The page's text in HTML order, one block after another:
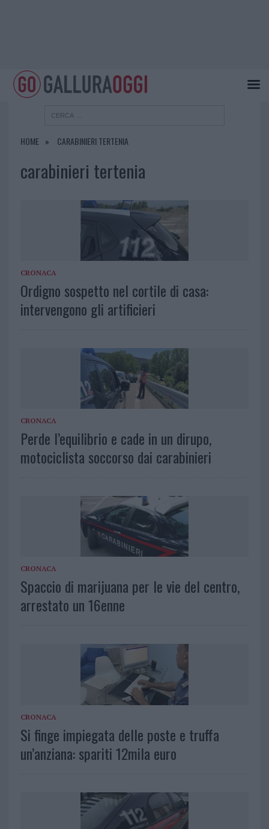
HOME CARABINIERI TERTENIA
carabinieri tertenia
CRONACA
Ordigno sospetto nel cortile di casa:
intervengono gli artificieri
CRONACA
Perde l’equilibrio e cade in un dirupo,
motociclista soccorso dai carabinieri
CRONACA
Spaccio di marijuana per le vie del centro,
arrestato un 16enne
CRONACA
Si finge impiegata delle poste e truffa
un’anziana: spariti 12mila euro